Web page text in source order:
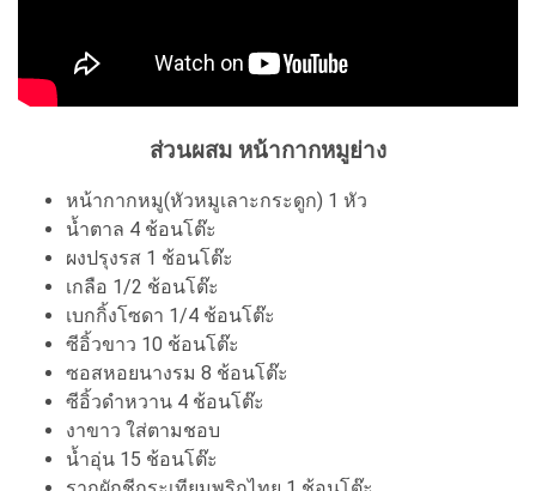
ส่วนผสม หน้ากากหมูย่าง
หน้ากากหมู(หัวหมูเลาะกระดูก) 1 หัว
น้ำตาล 4 ช้อนโต๊ะ
ผงปรุงรส 1 ช้อนโต๊ะ
เกลือ 1/2 ช้อนโต๊ะ
เบกกิ้งโซดา 1/4 ช้อนโต๊ะ
ซีอิ้วขาว 10 ช้อนโต๊ะ
ซอสหอยนางรม 8 ช้อนโต๊ะ
ซีอิ้วดำหวาน 4 ช้อนโต๊ะ
งาขาว ใส่ตามชอบ
น้ำอุ่น 15 ช้อนโต๊ะ